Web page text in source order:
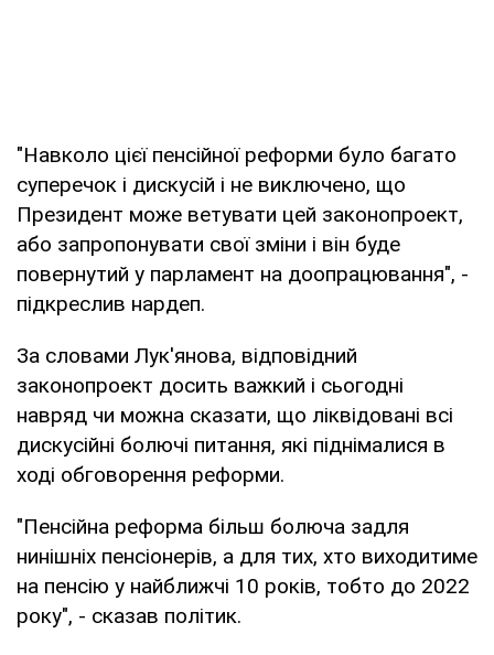
"Навколо цієї пенсійної реформи було багато
суперечок і дискусій і не виключено, що
Президент може ветувати цей законопроект,
або запропонувати свої зміни і він буде
повернутий у парламент на доопрацювання", -
підкреслив нардеп.
За словами Лук'янова, відповідний
законопроект досить важкий і сьогодні
навряд чи можна сказати, що ліквідовані всі
дискусійні болючі питання, які піднімалися в
ході обговорення реформи.
"Пенсійна реформа більш болюча задля
нинішніх пенсіонерів, а для тих, хто виходитиме
на пенсію у найближчі 10 років, тобто до 2022
року", - сказав політик.